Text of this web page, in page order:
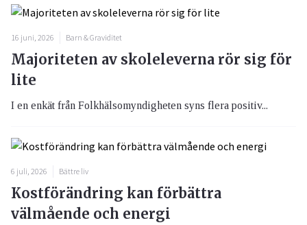
16 juni, 2026 Barn & Graviditet
Majoriteten av skoleleverna rör sig för
lite
I en enkät från Folkhälsomyndigheten syns flera positiv...
6 juli, 2026 Bättre liv
Kostförändring kan förbättra
välmående och energi